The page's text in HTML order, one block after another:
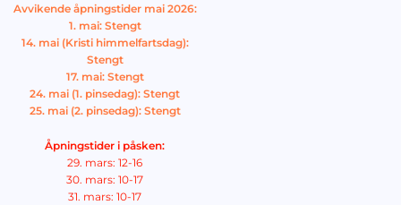
Avvikende åpningstider mai 2026:
1. mai: Stengt
14. mai (Kristi himmelfartsdag):
Stengt
17. mai: Stengt
24. mai (1. pinsedag): Stengt
25. mai (2. pinsedag): Stengt
Åpningstider i påsken:
29. mars: 12-16
30. mars: 10-17
31. mars: 10-17